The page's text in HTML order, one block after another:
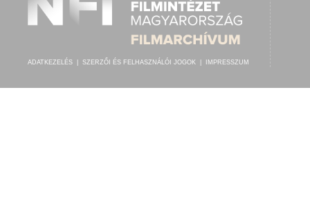
ADATKEZELÉS SZERZŐI ÉS FELHASZNÁLÓI JOGOK IMPRESSZUM